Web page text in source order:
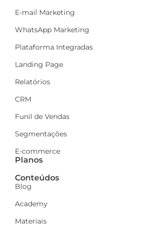
E-mail Marketing
WhatsApp Marketing
Plataforma Integradas
Landing Page
Relatórios
CRM
Funil de Vendas
Segmentações
E-commerce
Planos
Conteúdos
Blog
Academy
Materiais